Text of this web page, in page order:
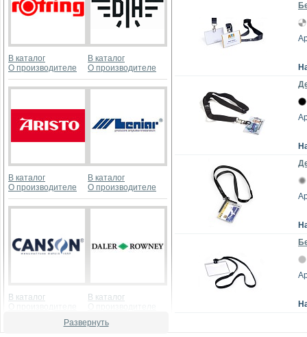
В каталог
О производителе
В каталог
О производителе
В каталог
О производителе
В каталог
О производителе
В каталог
В каталог
Развернуть